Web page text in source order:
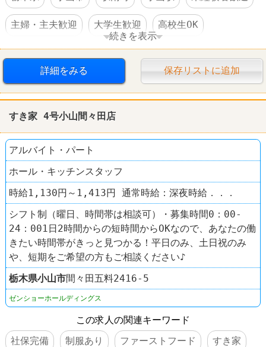
主婦・主夫歓迎 大学生歓迎 高校生OK
交通費支給 制服あり 社員登用あり
禁煙・分煙
続きを表示
詳細をみる 保存リストに追加
すき家 4号小山間々田店
アルバイト・パート
ホール・キッチンスタッフ
時給1,130円～1,413円 通常時給：深夜時給．．．
シフト制（曜日、時間帯は相談可）・募集時間0：00‐
24：001日2時間からの短時間からOKなので、あなたの働
きたい時間帯がきっと見つかる！平日のみ、土日祝のみ
や、短期をご希望の方もご相談ください♪
栃木県小山市間々田五料2416-5
ゼンショーホールディングス
この求人の関連キーワード
社保完備
制服あり ファーストフード すき家